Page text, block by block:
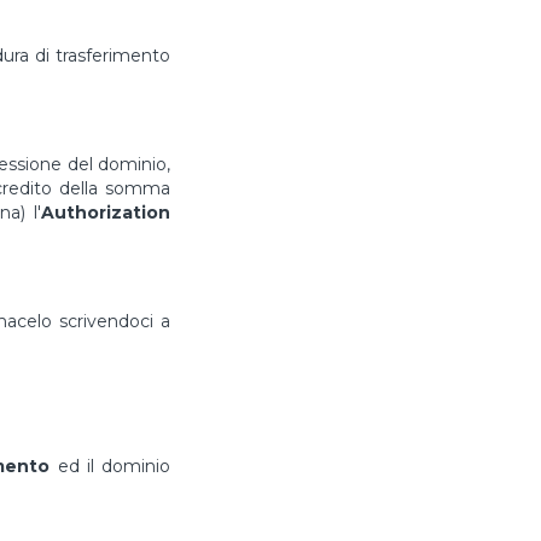
di trasferimento
del dominio,
della somma
l'Authorization
scrivendoci a
ed il dominio